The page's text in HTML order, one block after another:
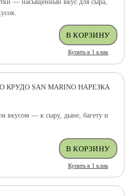
— насыщенный вкус для сыра,
Купить в 1 клик
SAN MARINO НАРЕЗКА
вкусом — к сыру, дыне, багету и
Купить в 1 клик